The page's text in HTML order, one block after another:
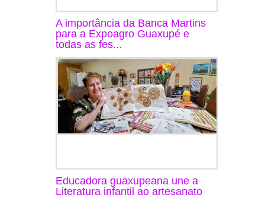
A importância da Banca Martins
para a Expoagro Guaxupé e
todas as fes...
Educadora guaxupeana une a
Literatura infantil ao artesanato